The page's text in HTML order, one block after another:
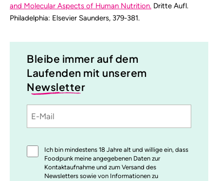
and Molecular Aspects of Human Nutrition. Dritte Aufl.
Philadelphia: Elsevier Saunders, 379-381.
Bleibe immer auf dem
Laufenden mit unserem
Newsletter
E-
Mail
*
Ich bin mindestens 18 Jahre alt und willige ein, dass
Foodpunk meine angegebenen Daten zur
Kontaktaufnahme und zum Versand des
Newsletters sowie von Informationen zu